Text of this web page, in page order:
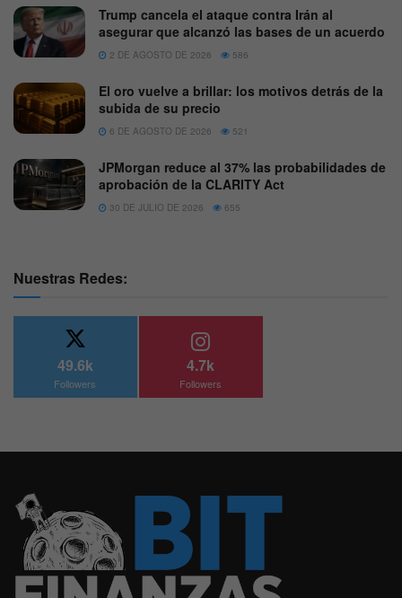
Trump cancela el ataque contra Irán al
asegurar que alcanzó las bases de un acuerdo
2 DE AGOSTO DE 2026 586
El oro vuelve a brillar: los motivos detrás de la
subida de su precio
6 DE AGOSTO DE 2026 521
JPMorgan reduce al 37% las probabilidades de
aprobación de la CLARITY Act
30 DE JULIO DE 2026 655
Nuestras Redes:
49.6k
Followers
4.7k
Followers